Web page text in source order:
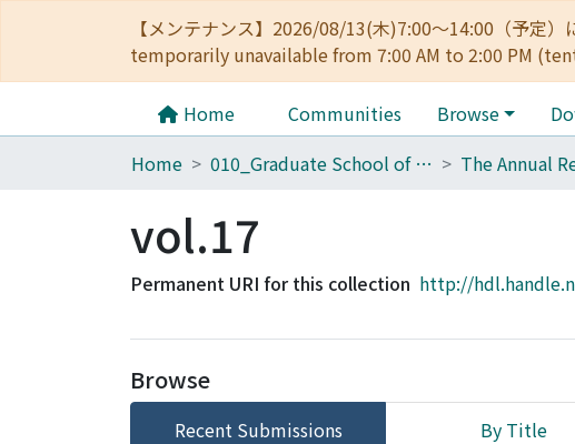
【メンテナンス】2026/08/13(木)7:00～14:00（予定
temporarily unavailable from 7:00 AM to 2:00 PM
Home Communities Browse
Home
010_Graduate School of Letters
vol.17
Permanent URI for this collection http://
Browse
Recent Submissions By Title